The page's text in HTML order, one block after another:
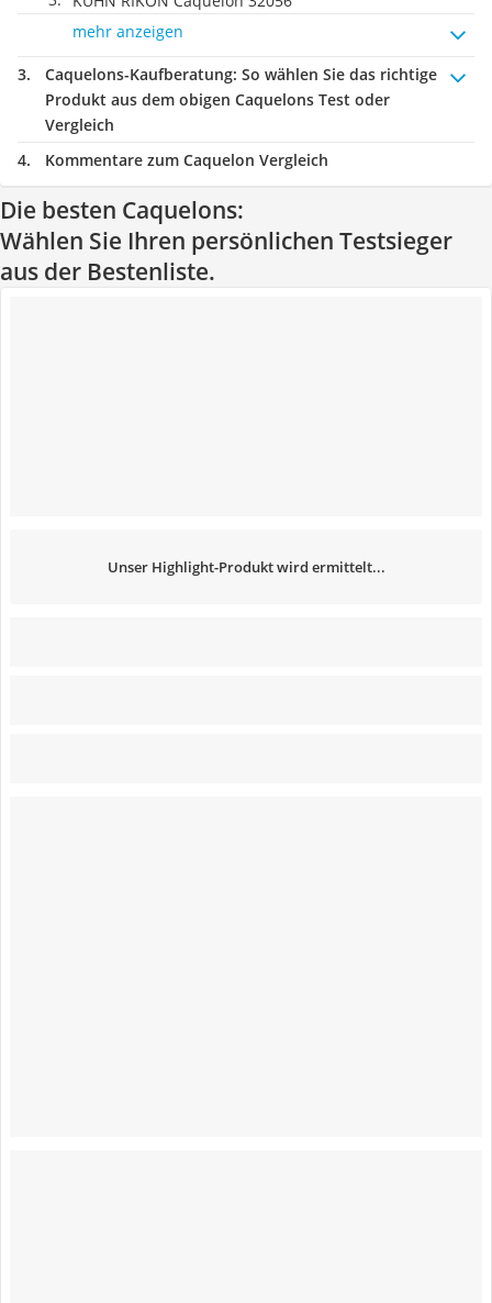
mehr anzeigen
Caquelons-Kaufberatung: So wählen Sie das richtige
Produkt aus dem obigen Caquelons Test oder
Vergleich
Kommentare zum Caquelon Vergleich
Die besten Caquelons:
Wählen Sie Ihren persönlichen Testsieger
aus der Bestenliste.
Unser Highlight-Produkt wird ermittelt...